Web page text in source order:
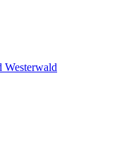
Westerwald